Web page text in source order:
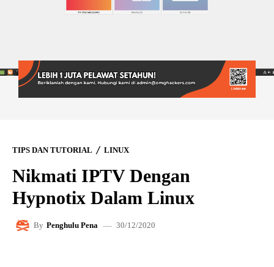
TIPS DAN TUTORIAL LINUX
Nikmati IPTV Dengan
Hypnotix Dalam Linux
By Penghulu Pena 30/12/2020